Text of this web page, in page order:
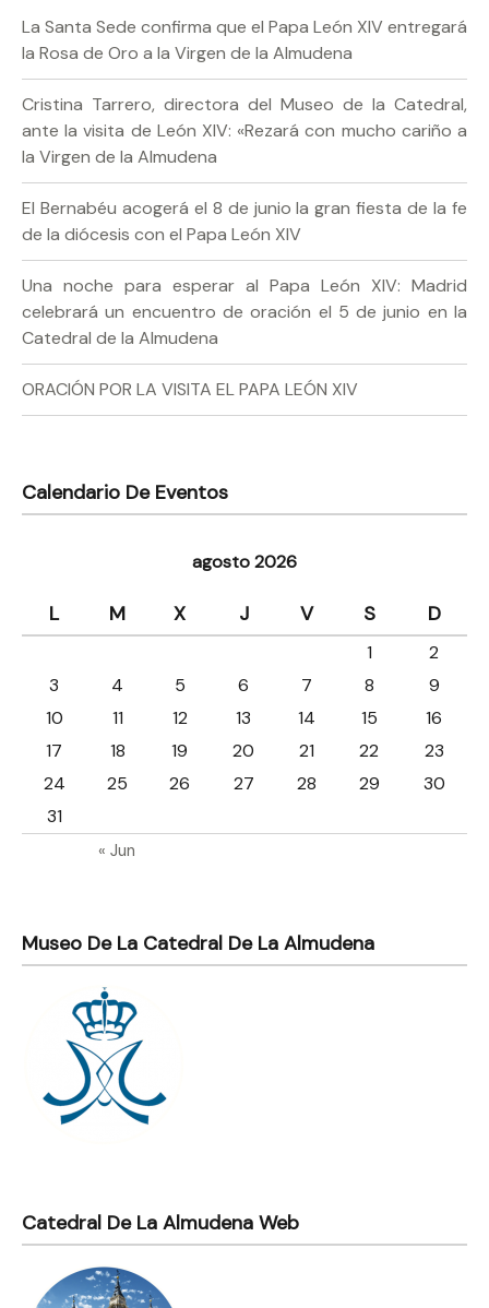
La Santa Sede confirma que el Papa León XIV entregará
la Rosa de Oro a la Virgen de la Almudena
Cristina Tarrero, directora del Museo de la Catedral,
ante la visita de León XIV: «Rezará con mucho cariño a
la Virgen de la Almudena
El Bernabéu acogerá el 8 de junio la gran fiesta de la fe
de la diócesis con el Papa León XIV
Una noche para esperar al Papa León XIV: Madrid
celebrará un encuentro de oración el 5 de junio en la
Catedral de la Almudena
ORACIÓN POR LA VISITA EL PAPA LEÓN XIV
Calendario De Eventos
agosto 2026
L M X J V S D
« Jun
1
2
3
4 5 6 7 8
9
10
11 12 13 14 15
16
17
18 19 20 21 22
23
24
25 26 27 28 29
30
31
Museo De La Catedral De La Almudena
Catedral De La Almudena Web